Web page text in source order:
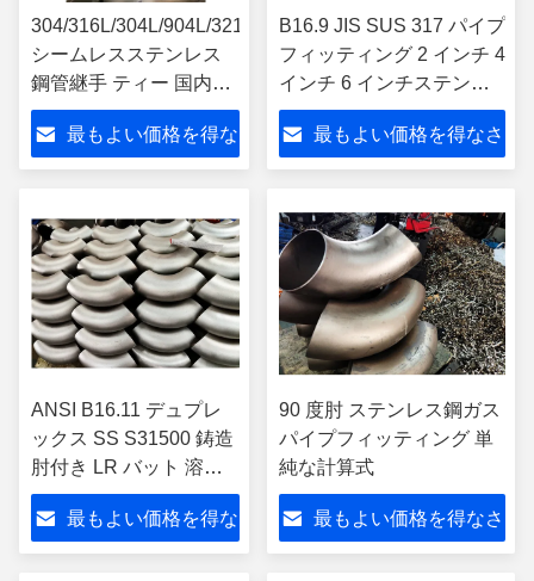
304/316L/304L/904L/321/310
シームレスステンレス
鋼管継手 ティー 国内使
用 Sch10s
最もよい価格を得な
B16.9 JIS SUS 317 パイプ
フィッティング 2 インチ 4
インチ 6 インチステンレ
ス鋼 コンセントリック/エ
クセントリック減圧器
最もよい価格を得なさ
ANSI B16.11 デュプレ
ックス SS S31500 鋳造
肘付き LR バット 溶接 2
インチ 90 度
最もよい価格を得な
90 度肘 ステンレス鋼ガス
パイプフィッティング 単
純な計算式
最もよい価格を得なさ